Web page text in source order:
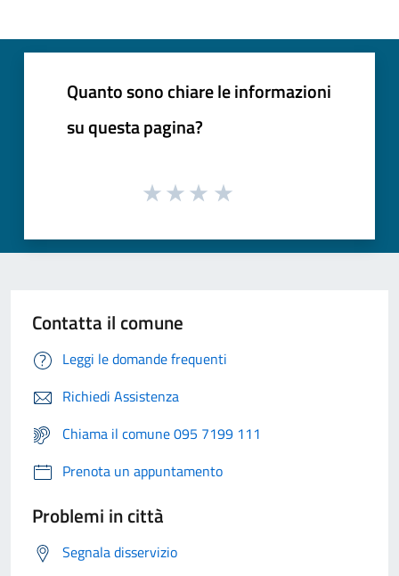
Quanto sono chiare le informazioni
su questa pagina?
Contatta il comune
Leggi le domande frequenti
Richiedi Assistenza
Chiama il comune 095 7199 111
Prenota un appuntamento
Problemi in città
Segnala disservizio